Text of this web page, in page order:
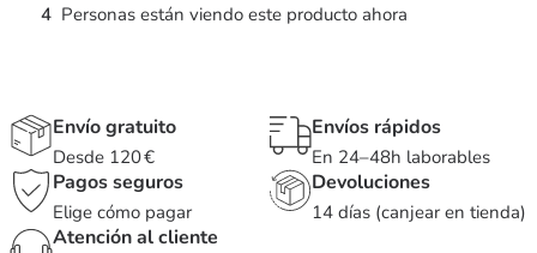
4 Personas están viendo este producto ahora
Envío gratuito
Desde 120 €
Envíos rápidos
En 24–48h laborables
Pagos seguros
Elige cómo pagar
Devoluciones
14 días (canjear en tienda)
Atención al cliente